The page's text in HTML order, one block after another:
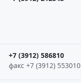
+7 (3912) 586810
факс +7 (3912) 553010